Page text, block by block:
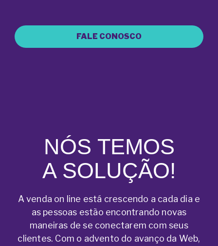
FALE CONOSCO
NÓS TEMOS
A SOLUÇÃO!
A venda on line está crescendo a cada dia e
as pessoas estão encontrando novas
maneiras de se conectarem com seus
clientes. Com o advento do avanço da Web,